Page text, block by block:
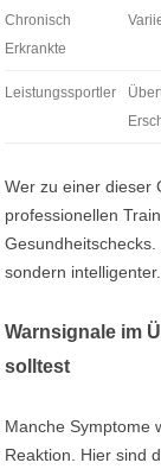
Chronisch
Erkrankte
Leistungssportler
Wer zu einer dieser
professionellen
sondern intelligenter.
Warnsignale im
solltest
Manche Symptome
Reaktion. Hier sind